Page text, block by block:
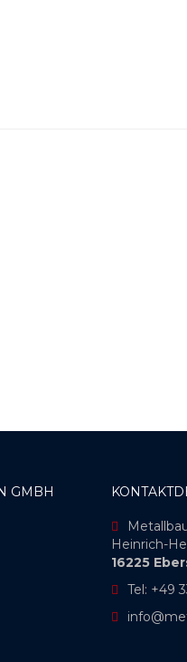
GMBH
Heinrich-
16225
Tel: +49